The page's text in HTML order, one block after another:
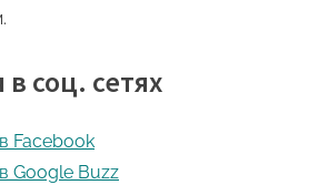
соц. сетях